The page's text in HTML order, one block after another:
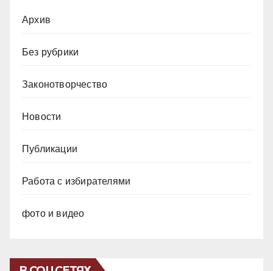
Архив
Без рубрики
Законотворчество
Новости
Публикации
Работа с избирателями
фото и видео